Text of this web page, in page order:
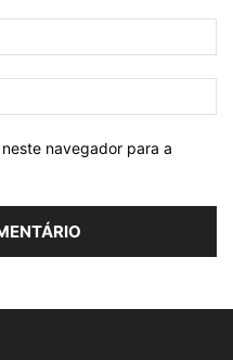
navegador para a